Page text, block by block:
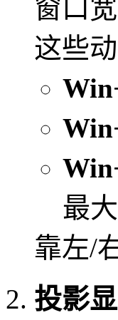
窗口
这些
最
靠左/
投影显